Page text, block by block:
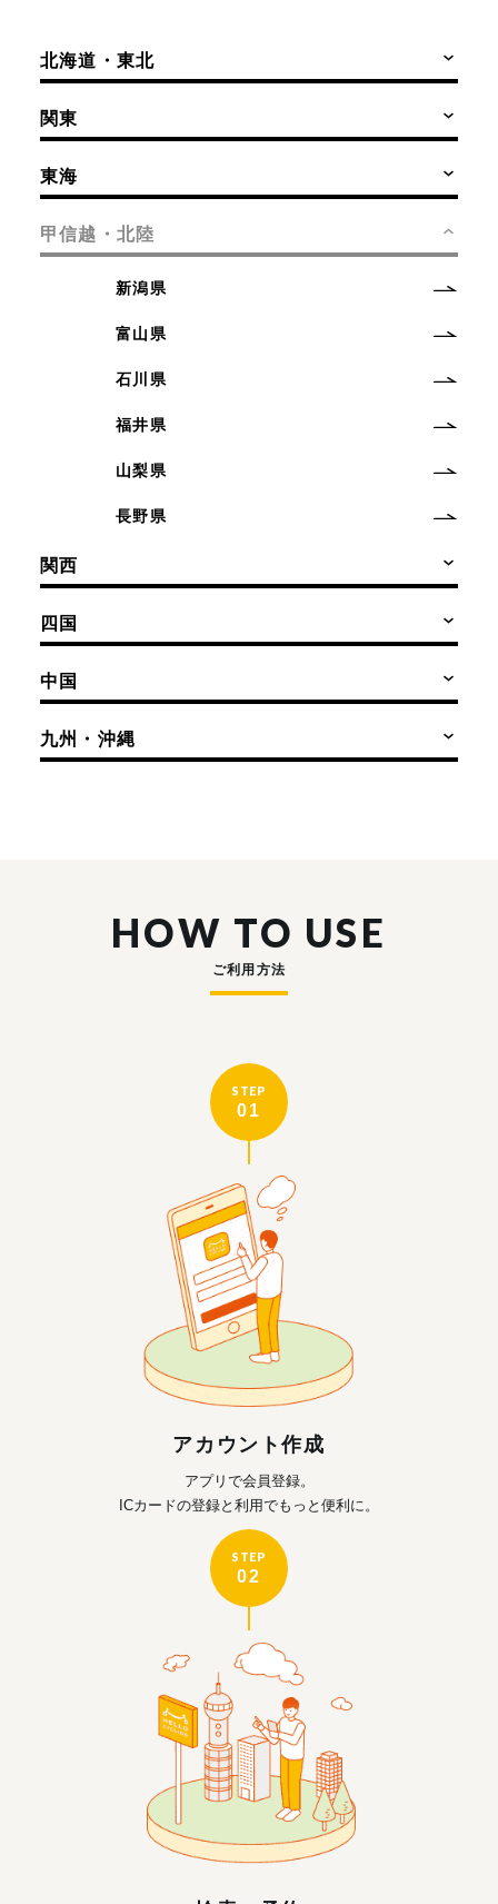
北海道・東北
関東
東海
甲信越・北陸
新潟県
富山県
石川県
福井県
山梨県
長野県
関西
四国
中国
九州・沖縄
HOW TO USE
ご利用方法
STEP
01
アカウント作成
アプリで会員登録。
ICカードの登録と利用でもっと便利に。
STEP
02